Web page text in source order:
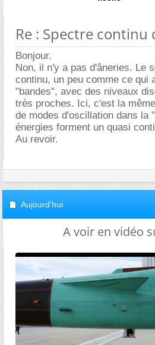
Re : Spectre
Bonjour.
Non, il n'y a pas d'âneries. Le
continu, un peu comme ce qui
"bandes", avec des niveaux
très proches. Ici, c'est la
de modes d'oscillation dans la
énergies forment un quasi
Au revoir.
Aujourd'hui
A voir en vidéo